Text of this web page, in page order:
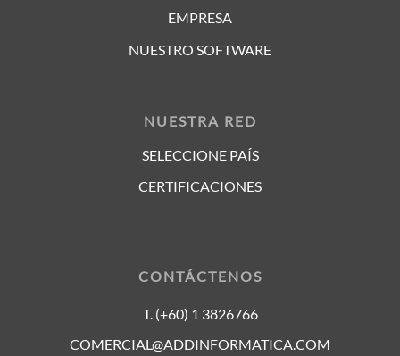
EMPRESA
NUESTRO SOFTWARE
NUESTRA RED
SELECCIONE PAÍS
CERTIFICACIONES
CONTÁCTENOS
T. (+60) 1 3826766
COMERCIAL@ADDINFORMATICA.COM